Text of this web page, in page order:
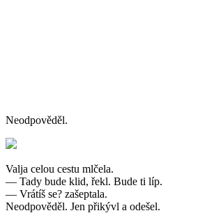
Neodpověděl.
Valja celou cestu mlčela.
— Tady bude klid, řekl. Bude ti líp.
— Vrátíš se? zašeptala.
Neodpověděl. Jen přikývl a odešel.